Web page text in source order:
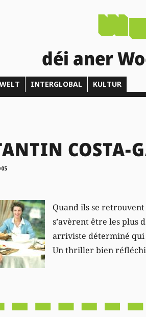
déi aner
INTERGLOBAL KULTUR
Quand ils se
s’avèrent être les plus
arriviste déterminé qui
Un thriller bien réfléchi